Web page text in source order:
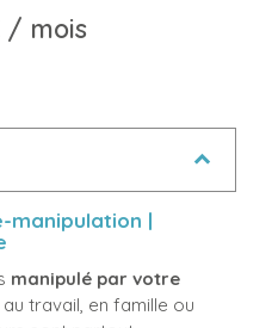
/ mois
manipulation |
manipulé par votre
travail, en famille ou